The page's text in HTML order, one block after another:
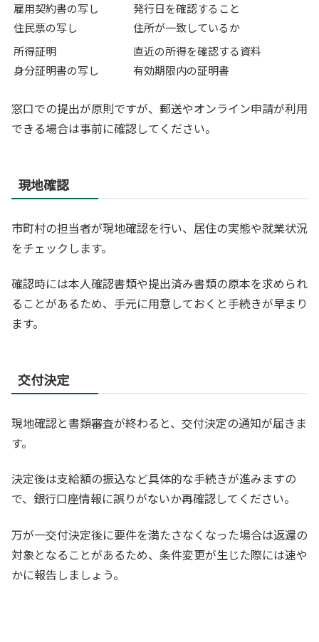
雇用契約書の写し
住民票の写し
発行日を確認すること
住所が一致しているか
所得証明
身分証明書の写し
直近の所得を確認する資料
有効期限内の証明書
窓口での提出が原則ですが、郵送やオンライン申請が利用
できる場合は事前に確認してください。
現地確認
市町村の担当者が現地確認を行い、居住の実態や就業状況
をチェックします。
確認時には本人確認書類や提出済み書類の原本を求められ
ることがあるため、手元に用意しておくと手続きが早まり
ます。
交付決定
現地確認と書類審査が終わると、交付決定の通知が届きま
す。
決定後は支給額の振込など具体的な手続きが進みますの
で、銀行口座情報に誤りがないか再確認してください。
万が一交付決定後に要件を満たさなくなった場合は返還の
対象となることがあるため、条件変更が生じた際には速や
かに報告しましょう。